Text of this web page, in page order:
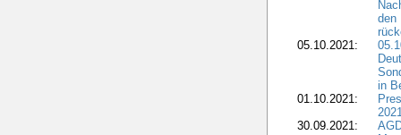
den
05.10.2021:
in
01.10.2021:
30.09.2021: